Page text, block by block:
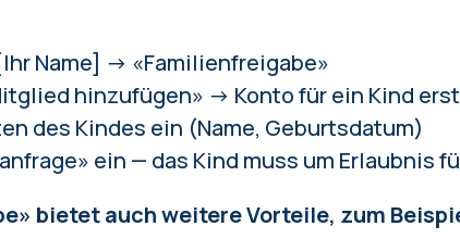
Name] → «Familienfreigabe»
hinzufügen» → Konto für ein Kind
des Kindes ein (Name, Geburtsdatum)
ein — das Kind muss um Erlaubnis
bietet auch weitere Vorteile, zum